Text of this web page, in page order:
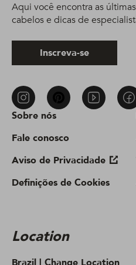
Sobre nós
Fale conosco
Aviso de Privacidade
Definições de Cookies
Location
Aqui você encontra as
cabelos e dicas de
Inscreva-se